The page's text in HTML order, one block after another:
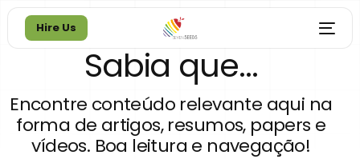
Hire Us
Hire Us
Sabia que...
Encontre conteúdo relevante aqui na
forma de artigos, resumos, papers e
vídeos. Boa leitura e navegação!